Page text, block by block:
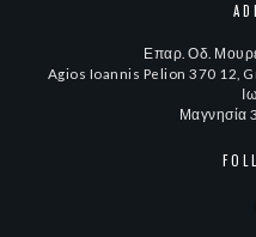
Επαρ. Οδ.
Agios Ioannis Pelion 370 12,
Μαγνησία